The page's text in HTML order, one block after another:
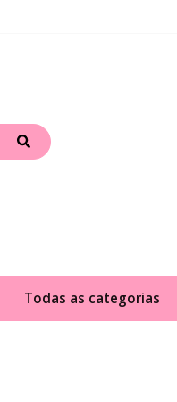
Todas as categorias